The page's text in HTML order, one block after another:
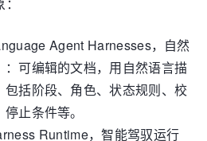
Agent Harnesses，自然
可编辑的文档，用自然语言描
括阶段、角色、状态规则、校
止条件等。
Runtime，智能驾驭运行